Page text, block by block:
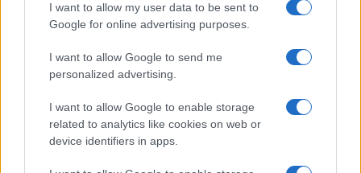
I want to allow my user data to be sent to
Google for online advertising purposes.
I want to allow Google to send me
personalized advertising.
I want to allow Google to enable storage
related to analytics like cookies on web or
device identifiers in apps.
Condividi l'articolo
F
a
ce
b
o
T
w
it
te
r
Pi
n
te
re
st
W
h
at
s
A
S
a
re
Articolo precedente
Prossimo articolo